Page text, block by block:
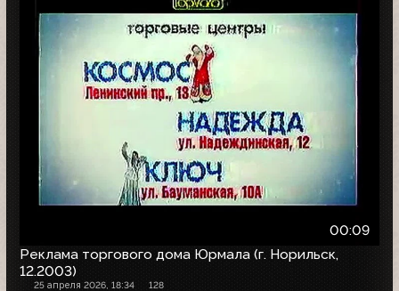
00:09
Реклама торгового дома Юрмала (г. Норильск,
12.2003)
25 апреля 2026, 18:34 128